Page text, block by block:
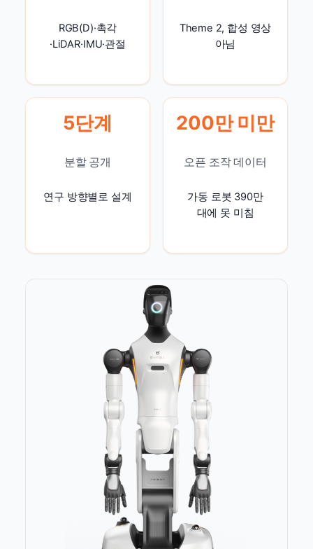
RGB(D)·촉각
·LiDAR·IMU·관절
Theme 2, 합성 영상
아님
5단계
분할 공개
연구 방향별로 설계
200만 미만
오픈 조작 데이터
가동 로봇 390만
대에 못 미침